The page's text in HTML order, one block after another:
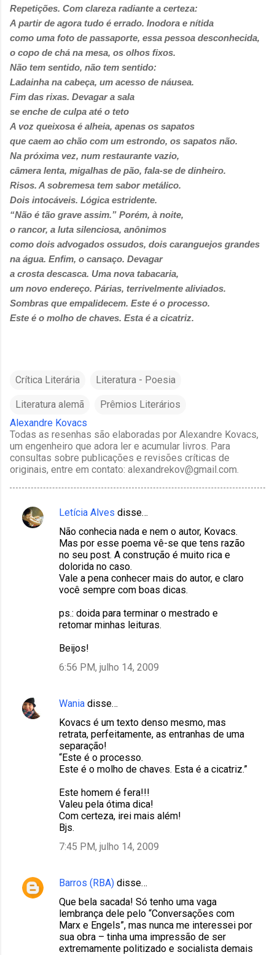
Repetições. Com clareza radiante a certeza:
A partir de agora tudo é errado. Inodora e nítida
como uma foto de passaporte, essa pessoa desconhecida,
o copo de chá na mesa, os olhos fixos.
Não tem sentido, não tem sentido:
Ladainha na cabeça, um acesso de náusea.
Fim das rixas. Devagar a sala
se enche de culpa até o teto
A voz queixosa é alheia, apenas os sapatos
que caem ao chão com um estrondo, os sapatos não.
Na próxima vez, num restaurante vazio,
câmera lenta, migalhas de pão, fala-se de dinheiro.
Risos. A sobremesa tem sabor metálico.
Dois intocáveis. Lógica estridente.
“Não é tão grave assim.” Porém, à noite,
o rancor, a luta silenciosa, anônimos
como dois advogados ossudos, dois caranguejos grandes
na água. Enfim, o cansaço. Devagar
a crosta descasca. Uma nova tabacaria,
um novo endereço. Párias, terrivelmente aliviados.
Sombras que empalidecem. Este é o processo.
Este é o molho de chaves. Esta é a cicatriz.
Crítica Literária Literatura - Poesia
Literatura alemã
Prêmios Literários
Alexandre Kovacs
Todas as resenhas são elaboradas por Alexandre Kovacs,
um engenheiro que adora ler e acumular livros. Para
consultas sobre publicações e revisões críticas de
originais, entre em contato: alexandrekov@gmail.com.
C
Letícia Alves disse…
Não conhecia nada e nem o autor, Kovacs.
Mas por esse poema vê-se que tens razão
no seu post. A construção é muito rica e
dolorida no caso.
Vale a pena conhecer mais do autor, e claro
você sempre com boas dicas.
ps.: doida para terminar o mestrado e
retomar minhas leituras.
Beijos!
6:56 PM, julho 14, 2009
Wania disse…
Kovacs é um texto denso mesmo, mas
retrata, perfeitamente, as entranhas de uma
separação!
“Este é o processo.
Este é o molho de chaves. Esta é a cicatriz.”
Este homem é fera!!!
Valeu pela ótima dica!
Com certeza, irei mais além!
Bjs.
7:45 PM, julho 14, 2009
Barros (RBA) disse…
Que bela sacada! Só tenho uma vaga
lembrança dele pelo “Conversações com
Marx e Engels”, mas nunca me interessei por
sua obra – tinha uma impressão de ser
extremamente politizado e socialista demais